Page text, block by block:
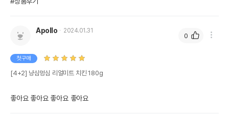
Apollo 2024.01.31
첫구매
[4+2] 냥심멍심 리얼미트 치킨 180g
좋아요 좋아요 좋아요 좋아요
0